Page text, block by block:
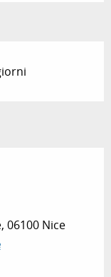
06100 Nice